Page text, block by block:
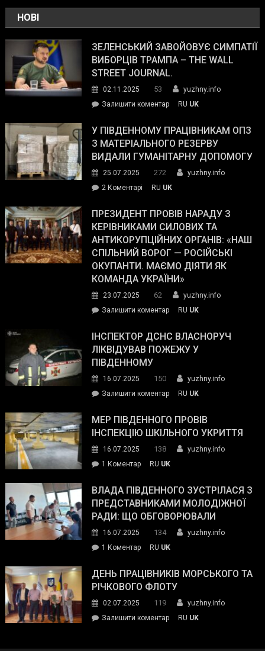
НОВІ
ЗЕЛЕНСЬКИЙ ЗАВОЙОВУЄ СИМПАТІЇ
ВИБОРЦІВ ТРАМПА – THE WALL
STREET JOURNAL.
02.11.2025 53
yuzhny.info
Залишити коментарon
завойовує
симпатії
виборців
The
Street
Journal.
RU UK
У ПІВДЕННОМУ ПРАЦІВНИКАМ ОПЗ
З МАТЕРІАЛЬНОГО РЕЗЕРВУ
ВИДАЛИ ГУМАНІТАРНУ ДОПОМОГУ
25.07.2025 272
yuzhny.info
2 Коментарі
Південному
працівникам
ОПЗ
з
матеріального
резерву
гуманітарну
допомогу
RU UK
ПРЕЗИДЕНТ ПРОВІВ НАРАДУ З
КЕРІВНИКАМИ СИЛОВИХ ТА
АНТИКОРУПЦІЙНИХ ОРГАНІВ: «НАШ
СПІЛЬНИЙ ВОРОГ — РОСІЙСЬКІ
ОКУПАНТИ. МАЄМО ДІЯТИ ЯК
КОМАНДА УКРАЇНИ»
23.07.2025 62
yuzhny.info
Залишити коментарon
провів
нараду
силових
та
органів:
«Наш
спільний
окупанти.
Маємо
діяти
команда
RU UK
ІНСПЕКТОР ДСНС ВЛАСНОРУЧ
ЛІКВІДУВАВ ПОЖЕЖУ У
ПІВДЕННОМУ
16.07.2025 150
yuzhny.info
Залишити коментарon
ДСНС
власноруч
пожежу
у
RU UK
МЕР ПІВДЕННОГО ПРОВІВ
ІНСПЕКЦІЮ ШКІЛЬНОГО УКРИТТЯ
16.07.2025 138
yuzhny.info
1 Коментардо
Південного
провів
інспекцію
укриття
RU UK
ВЛАДА ПІВДЕННОГО ЗУСТРІЛАСЯ З
ПРЕДСТАВНИКАМИ МОЛОДІЖНОЇ
РАДИ: ЩО ОБГОВОРЮВАЛИ
16.07.2025 134
yuzhny.info
1 Коментардо
Південного
зустрілася
представниками
молодіжної
RU UK
ДЕНЬ ПРАЦІВНИКІВ МОРСЬКОГО ТА
РІЧКОВОГО ФЛОТУ
02.07.2025 119
yuzhny.info
Залишити коментарon
RU UK